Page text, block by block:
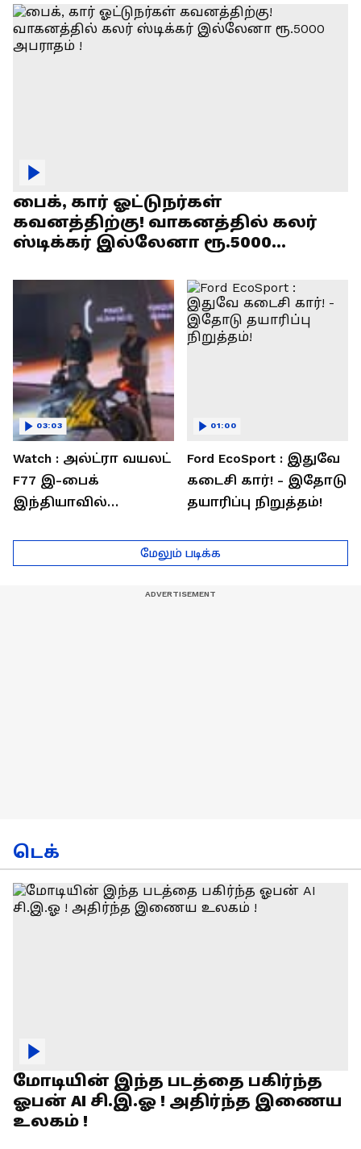
பைக், கார் ஓட்டுநர்கள்
கவனத்திற்கு! வாகனத்தில் கலர்
ஸ்டிக்கர் இல்லேனா ரூ.5000
Watch : அல்ட்ரா வயலட்
F77 இ-பைக்
இந்தியாவில்
சார்ஜில் 307கி.மீ
பயணம்!
03:03
Ford EcoSport : இதுவே
கடைசி கார்! - இதோடு
தயாரிப்பு நிறுத்தம்!
01:00
மேலும் படிக்க
டெக்
மோடியின் இந்த படத்தை பகிர்ந்த
ஓபன் AI சி.இ.ஓ ! அதிர்ந்த இணைய
உலகம் !